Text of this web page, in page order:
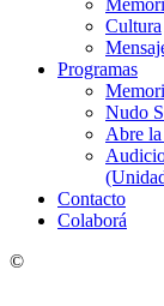
Cultura
Programas
Nudo
Abre la
Contacto
Colaborá
©